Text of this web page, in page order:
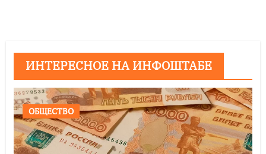
ИНТЕРЕСНОЕ НА ИНФОШТАБЕ
ОБЩЕСТВО